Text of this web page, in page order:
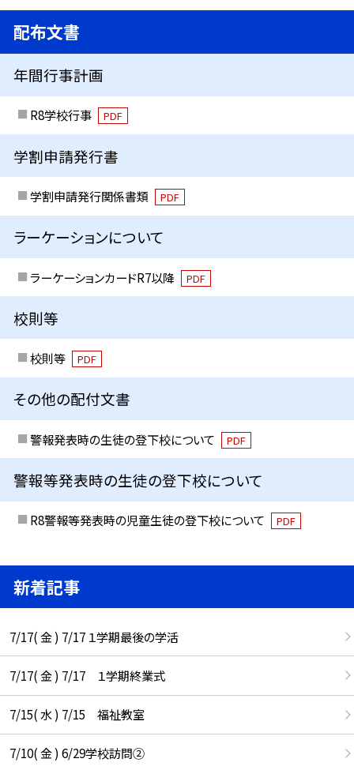
配布文書
年間行事計画
R8学校行事 PDF
学割申請発行書
学割申請発行関係書類 PDF
ラーケーションについて
ラーケーションカードR7以降 PDF
校則等
校則等 PDF
その他の配付文書
警報発表時の生徒の登下校について PDF
警報等発表時の生徒の登下校について
R8警報等発表時の児童生徒の登下校について PDF
新着記事
7/17( 金 ) 7/17 １学期最後の学活
7/17( 金 ) 7/17 １学期終業式
7/15( 水 ) 7/15 福祉教室
7/10( 金 ) 6/29学校訪問②